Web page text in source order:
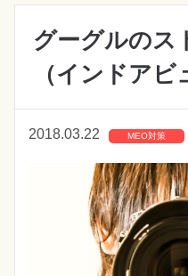
グーグルのス
（インドアビ
2018.03.22 MEO対策